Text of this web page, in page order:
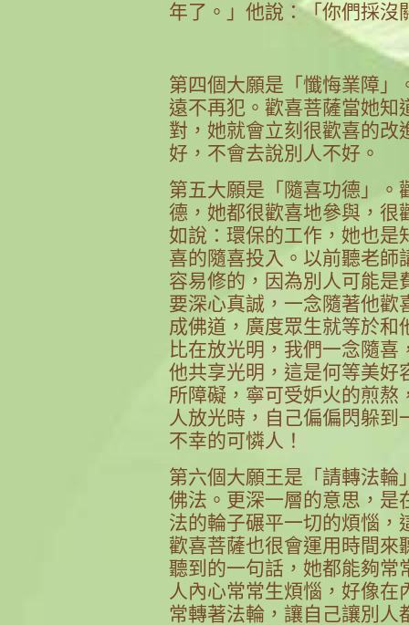
年了。」他說：「你們採沒
第四個大願是「懺悔業障」
遠不再犯。歡喜菩薩當她知
對，她就會立刻很歡喜的改
好，不會去說別人不好。
第五大願是「隨喜功德」。
德，她都很歡喜地參與，很
如說：環保的工作，她也是
喜的隨喜投入。以前聽老師
容易修的，因為別人可能是
要深心真誠，一念隨著他歡
成佛道，廣度眾生就等於和
比在放光明，我們一念隨
他共享光明，這是何等美好
所障礙，寧可受妒火的煎熬
人放光時，自己偏偏閃躲
不幸的可憐人！
第六個大願王是「請轉法輪
佛法。更深一層的意思，是
法的輪子碾平一切的煩惱，
歡喜菩薩也很會運用時間來
聽到的一句話，她都能夠常
人內心常常生煩惱，好像
常轉著法輪，讓自己讓別人